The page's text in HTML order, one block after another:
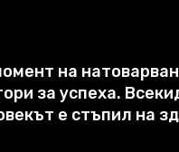
на
за успеха.
е стъпил на